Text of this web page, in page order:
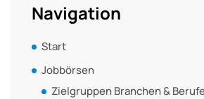
Navigation
Start
Jobbörsen
Zielgruppen Branchen &